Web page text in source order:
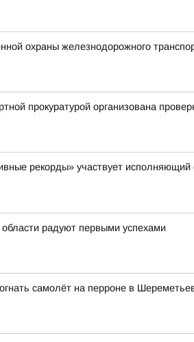
охраны железнодорожного
прокуратурой организована
рекорды» участвует
радуют первыми успехами
самолёт на перроне в